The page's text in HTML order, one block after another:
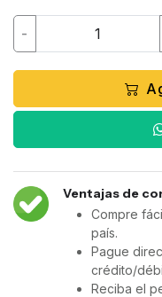
-
Ventajas de
Compre
país.
Pague
crédito/
Reciba el